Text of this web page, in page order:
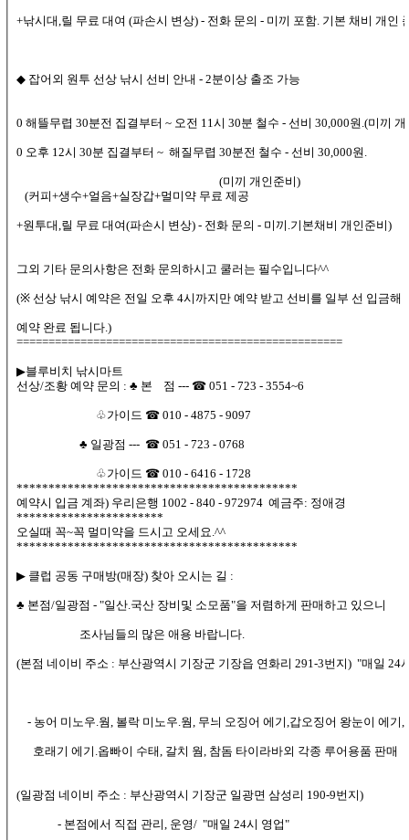
+낚시대,릴 무료 대여 (파손시 변상) - 전화 문의 - 미끼 포함. 기본 채비 개인
◆ 잡어외 원투 선상 낚시 선비 안내 - 2분이상 출조 가능
0 해뜰무렵 30분전 집결부터 ~ 오전 11시 30분 철수 - 선비 30,000원.(미끼
0 오후 12시 30분 집결부터 ~ 해질무렵 30분전 철수 - 선비 30,000원.
(미끼 개인준비)
(커피+생수+얼음+실장갑+멀미약 무료 제공
+원투대,릴 무료 대여(파손시 변상) - 전화 문의 - 미끼.기본채비 개인준비)
그외 기타 문의사항은 전화 문의하시고 쿨러는 필수입니다^^
(※ 선상 낚시 예약은 전일 오후 4시까지만 예약 받고 선비를 일부 선 입금해
예약 완료 됩니다.)
===================================================
▶블루비치 낚시마트
선상/조황 예약 문의 : ♣ 본 점 --- ☎ 051 - 723 - 3554~6
♧가이드 ☎ 010 - 4875 - 9097
♣ 일광점 --- ☎ 051 - 723 - 0768
♧가이드 ☎ 010 - 6416 - 1728
********************************************
예약시 입금 계좌) 우리은행 1002 - 840 - 972974 예금주: 정애경
***********************
오실때 꼭~꼭 멀미약을 드시고 오세요.^^
********************************************
▶ 클럽 공동 구매방(매장) 찾아 오시는 길 :
♣ 본점/일광점 - "일산.국산 장비및 소모품"을 저렴하게 판매하고 있으니
조사님들의 많은 애용 바랍니다.
(본점 네이비 주소 : 부산광역시 기장군 기장읍 연화리 291-3번지) "매일 24
- 농어 미노우.웜, 볼락 미노우.웜, 무늬 오징어 에기,갑오징어 왕눈이 에기,
호래기 에기.옵빠이 수태, 갈치 웜, 참돔 타이라바외 각종 루어용품 판매
(일광점 네이비 주소 : 부산광역시 기장군 일광면 삼성리 190-9번지)
- 본점에서 직접 관리, 운영/ "매일 24시 영업"